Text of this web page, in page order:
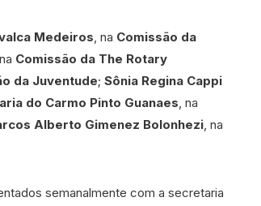
Medeiros, na Comissão da
Comissão da The Rotary
da Juventude; Sônia Regina Cappi
do Carmo Pinto Guanaes, na
Alberto Gimenez Bolonhezi, na
semanalmente com a secretaria